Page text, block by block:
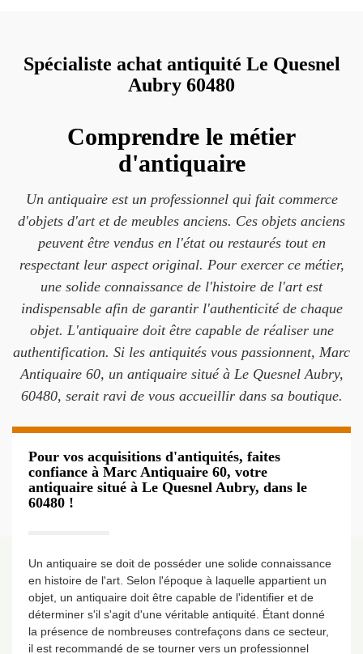
Spécialiste achat antiquité Le Quesnel
Aubry 60480
Comprendre le métier
d'antiquaire
Un antiquaire est un professionnel qui fait commerce
d'objets d'art et de meubles anciens. Ces objets anciens
peuvent être vendus en l'état ou restaurés tout en
respectant leur aspect original. Pour exercer ce métier,
une solide connaissance de l'histoire de l'art est
indispensable afin de garantir l'authenticité de chaque
objet. L'antiquaire doit être capable de réaliser une
authentification. Si les antiquités vous passionnent, Marc
Antiquaire 60, un antiquaire situé à Le Quesnel Aubry,
60480, serait ravi de vous accueillir dans sa boutique.
Pour vos acquisitions d'antiquités, faites
confiance à Marc Antiquaire 60, votre
antiquaire situé à Le Quesnel Aubry, dans le
60480 !
Un antiquaire se doit de posséder une solide connaissance
en histoire de l'art. Selon l'époque à laquelle appartient un
objet, un antiquaire doit être capable de l'identifier et de
déterminer s'il s'agit d'une véritable antiquité. Étant donné
la présence de nombreuses contrefaçons dans ce secteur,
il est recommandé de se tourner vers un professionnel